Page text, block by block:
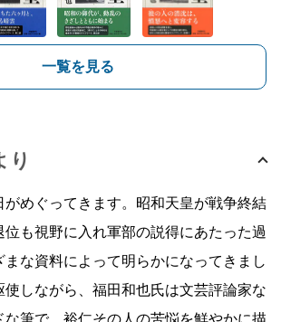
一覧を見る
り
がめぐってきます。昭和天皇が戦争終結
位も視野に入れ軍部の説得にあたった過
な資料によって明らかになってきまし
使しながら、福田和也氏は文芸評論家な
な筆で、裕仁その人の苦悩を鮮やかに描